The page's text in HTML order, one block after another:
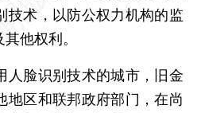
技术，以防公权力机构的监
他权利。
脸识别技术的城市，旧金
地区和联邦政府部门，在尚